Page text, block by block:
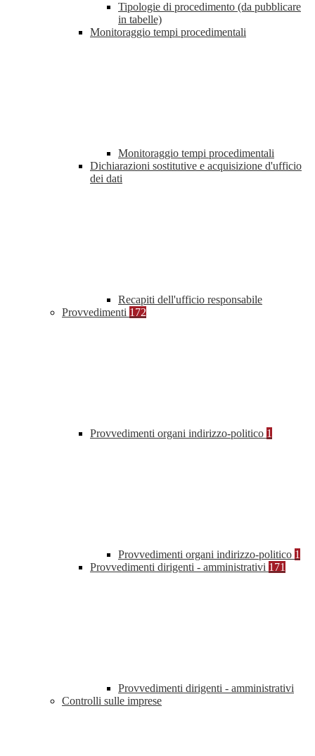
Tipologie di procedimento (da pubblicare
in tabelle)
Monitoraggio tempi procedimentali
Monitoraggio tempi procedimentali
Dichiarazioni sostitutive e acquisizione d'ufficio
dei dati
Recapiti dell'ufficio responsabile
Provvedimenti 172
Provvedimenti organi indirizzo-politico 1
Provvedimenti organi indirizzo-politico 1
Provvedimenti dirigenti - amministrativi 171
Provvedimenti dirigenti - amministrativi
Controlli sulle imprese